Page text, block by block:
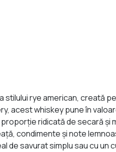
rye american, creată
acest whiskey pune în
ridicată de secară și
condimente și note
de savurat simplu sau cu